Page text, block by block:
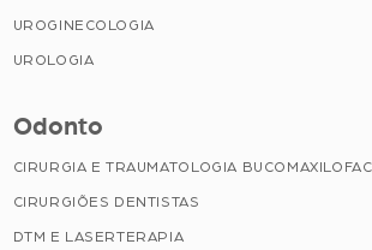
UROGINECOLOGIA
UROLOGIA
Odonto
CIRURGIA E TRAUMATOLOGIA
CIRURGIÕES DENTISTAS
DTM E LASERTERAPIA